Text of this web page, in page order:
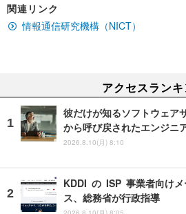
関連リンク
情報通信研究機構（NICT）
アクセスランキ
彼だけが知るソフトウェア
から呼び戻されたエンジニ
2026.8.10(月) 8:10
KDDI の ISP 事業者向けメ
ス、総務省が行政指導